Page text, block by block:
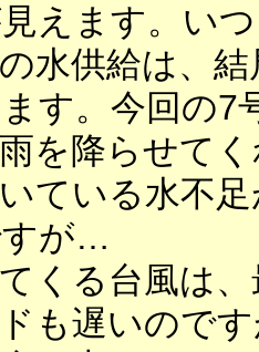
えます。い
水供給は、
す。今回の7
を降らせて
ている水不
すが…
くる台風は、
も遅いので